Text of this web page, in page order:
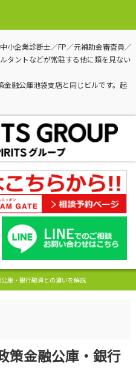
小企業診断士／FP／元補助金審査員／
タントなどが常駐する他に類を見ない
融公庫池袋支店と同じビルです。起
庫・銀行融資との違いを解説
策金融公庫・銀行